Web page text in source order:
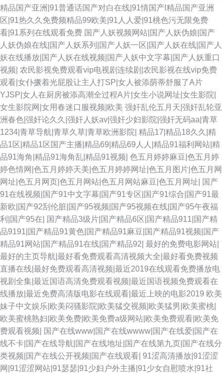
人在哪看片 天天操操操 丁香五月综合在线 肏屄论坛 五月狼人AV 午夜福利传
媒 玖玖艹视频 欧美极品15p a片在线网站 五月天性爱欧美 日韩AV免费网站
91爱啪 欧美精品一级片 成人在线ab 日韩精品一二三 国产TS人妖另类 国产
视频精品店 丝袜AV五月天堂 日韩精品一二三区 超碰激情网 久久九九热思精
品 久久91视频 黄色爱片 97婷婷www 日韩AV资源网 亚洲日韩av色图 九九在
线资源网站 wwww色鬼 福利午夜理论片 福利视频成人A片 91海角原创 91超
碰成人导航 成人AV在线资源 男人午夜网站 91在线网址 麻豆黄色一色片 日
韩精品导航 91网站传媒 亚洲变态制服另类 偷拍偷窥婷婷视频 日韩激情在线
日本中文视频 色五月97 九一成人 麻豆吴梦梦视频 91操熟女视频 91原创社
区 AV视颇 超碰人人自拍 91麻豆香蕉 一本道成人在线 91福利网站 国产ts系
列在线 午夜男人的天堂 国产射精视频 国产91视频在线 久久av资源 91系列
在线 福利社视频 九九热自拍 国产精品电影 美日韩一二三 深夜艹艹 www欧
美1 欧日美中文字幕 东方AV成人影视 国产社区情侣 国产精品久草 东京热AV
无码 久久伊人亚洲 白丝美女后入爆操 天天草网 蜜桃内射91 欧美超碰在线
老湿机午夜 97人人专区 日韩伦理视频 欧美另类春色 久草资源精品在线 欧美
精品国产亚洲|91普通话国产对白在线|91情国产l精品国产亚洲
区|91热久久免费频精品99欧美|91人人爱|91桃色污无限免费
看|91系列在线观看免费 国产人妖视频网站|国产人妖伪娘|国产
人妖伪娘在线|国产人妖系列|国产人妖一区|国产人妖在线|国产人
妖在线播放|国产人妖在线视频|国产人妖中文字幕|国产人妖重口
视频| 农民影视免费观看vip电视剧连续剧|农民影视在线vip免费
观看|女仆撅着光屁股让主人打SP|女人被添荫蒂舒服了A片
YJSP|女人在厨房被添高潮全过程A片|女生小说网址|女生影院|
女生影院网|女用春迷口服视频|欧美 强奸乱伦五月天|强奸乱轮亚
洲春色|强奸论久久|强奸人妖av|强奸少妇影院|强奸无码aa|青草
1234|青草导航|青草久草|青草欧洲影院| 精品17|精品18久久|精
品1区|精品1区国产主播|精品69|精品69人人|精品91福利网站|精
品91海角|精品91海角乱|精品91视频| 色五月婷婷麻豆|色五月婷
婷色情网|色五月婷婷天美|色五月婷婷网址|色五月图片|色五月网
网址|色五月网页|色五月网站|色五月网站麻豆|色五月网址|
国产
91在线视频|国产91中文字幕|国产91专区|国产91综合|国产91最
新欧|国产92刮伦脏|国产95视频|国产95视频在线|国产95午夜福
利|国产95在|
国产精品3级片|国产精品6区|国产精品911|国产精
品9191|国产精品91黄色|国产精品91麻豆|国产精品91视频|国产
精品91网站|国产精品91在线|国产精品92| 最好的免费电影网站|
最好的主页导航|最好看免费观看高清视频大全|最好看免费视频
直播在线|最好免费观看高清视频|最近2019在线观看免费播放电
视剧全集|最近国语高清免费观看视频|最近国语视频免费观看在
线播放|最近免费高清版电影在线观看|最近上映的电影2019 欧美
妹子中文娱乐|欧美闷骚影院|欧美猛交视频|欧美猛男|欧美蜜桃|
欧美蜜桃熟妇|欧美免费|欧美免费a级网站|欧美免费观看|欧美免
费观看视频|
国产在线www|国产在线wwww|国产在线爱|国产在
线不卡|国产在线导航|国产在线地址|国产在线第九页|国产在线分
类视频|国产在线公开视频|国产在线观看| 91涩高清播放|91涩涩
网|91涩涩网站|91瑟瑟|91少妇户外主播|91少女自慰喷水|91社